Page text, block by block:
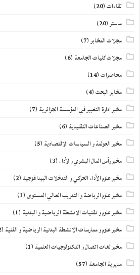
لقاءات(20)
ماستر(20)
مجلات المخابر(7)
مجلات كليات الجامعة (6)
محاضرات(14)
مخابر البحث(4)
مخبر ادارة التغيير في المؤسسة الجزائرية (7)
مخبر الصناعات التقليدية (6)
مخبر العولمة و السياسات الاقتصادية (5)
مخبر رأس المال البشري والأداء(3)
مخبر علوم الأداء الحركي و التدخلات البيداغوجية (2)
مخبر علوم الرياضة و التدريب العالي المستوى(1)
مخبر علوم و تقنيات الانشطة الرياضية و البدنية (1)
مخبر علوم و ممارسات الانشطة البدنية الرياضية و الفنية (2)
مخبر لغات اتصال و التكنولوجيات العلمية (1)
مديرية الجامعة (57)